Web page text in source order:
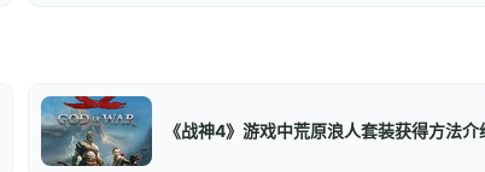
《战神4》游戏中荒原浪人套装获得方法介